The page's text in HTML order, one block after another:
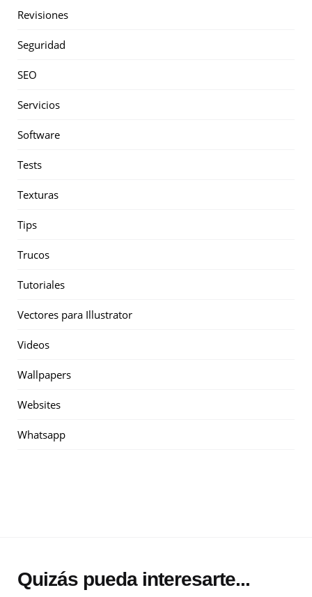
Revisiones
Seguridad
SEO
Servicios
Software
Tests
Texturas
Tips
Trucos
Tutoriales
Vectores para Illustrator
Videos
Wallpapers
Websites
Whatsapp
Quizás pueda interesarte...